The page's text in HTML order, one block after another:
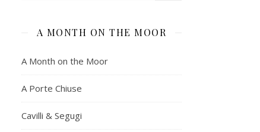
A MONTH ON THE MOOR
A Month on the Moor
A Porte Chiuse
Cavilli & Segugi